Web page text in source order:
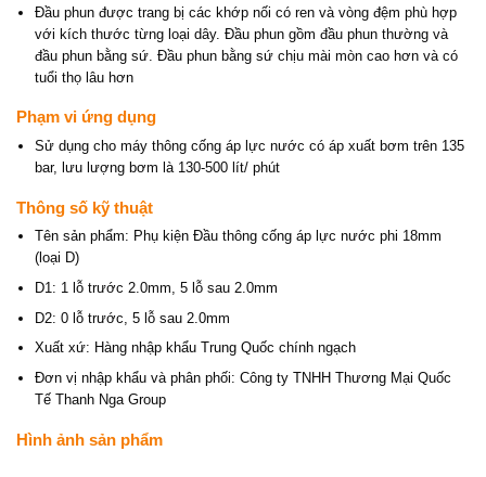
Đầu phun được trang bị các khớp nối có ren và vòng đệm phù hợp
với kích thước từng loại dây. Đầu phun gồm đầu phun thường và
đầu phun bằng sứ. Đầu phun bằng sứ chịu mài mòn cao hơn và có
tuổi thọ lâu hơn
Phạm vi ứng dụng
Sử dụng cho máy thông cống áp lực nước có áp xuất bơm trên 135
bar, lưu lượng bơm là 130-500 lít/ phút
Thông số kỹ thuật
Tên sản phẩm: Phụ kiện Đầu thông cống áp lực nước phi 18mm
(loại D)
D1: 1 lỗ trước 2.0mm, 5 lỗ sau 2.0mm
D2: 0 lỗ trước, 5 lỗ sau 2.0mm
Xuất xứ: Hàng nhập khẩu Trung Quốc chính ngạch
Đơn vị nhập khẩu và phân phối: Công ty TNHH Thương Mại Quốc
Tế Thanh Nga Group
Hình ảnh sản phẩm